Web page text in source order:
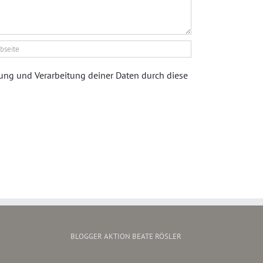
und Verarbeitung deiner Daten durch diese
BLOGGER AKTION BEATE RÖSLER